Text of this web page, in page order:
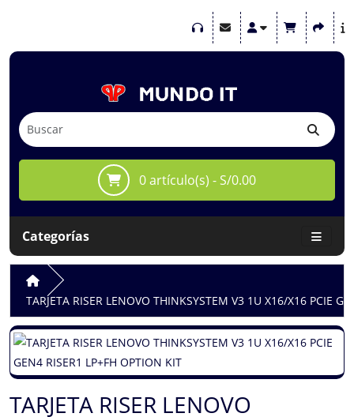
0 artículo(s) - S/0.00
Categorías
TARJETA RISER LENOVO THINKSYSTEM V3 1U X16/X16 PCIE
TARJETA RISER LENOVO